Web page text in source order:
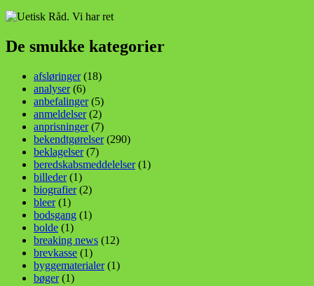
De smukke kategorier
afsløringer(18)
analyser(6)
anbefalinger(5)
anmeldelser(2)
anprisninger(7)
bekendtgørelser(290)
beklagelser(7)
beredskabsmeddelelser(1)
billeder(1)
biografier(2)
bleer(1)
bodsgang (1)
bolde (1)
breaking news (12)
brevkasse (1)
byggematerialer(1)
bøger(1)